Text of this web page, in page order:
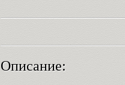
Описание: